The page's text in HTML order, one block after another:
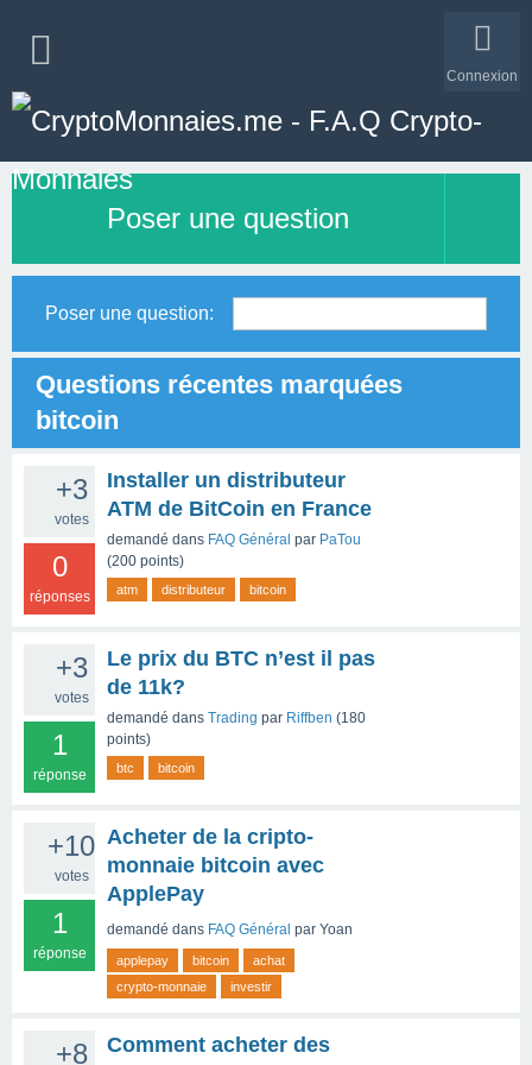
Connexion
Poser une question
Poser une question:
Questions récentes marquées
bitcoin
+3
votes
0
réponses
Installer un distributeur
ATM de BitCoin en France
demandé dans FAQ Général par PaTou
(200 points)
atm distributeur bitcoin
+3
votes
1
réponse
Le prix du BTC n’est il pas
de 11k?
demandé dans Trading par Riffben (180
points)
btc bitcoin
+10
votes
1
réponse
Acheter de la cripto-
monnaie bitcoin avec
ApplePay
demandé dans FAQ Général par Yoan
applepay bitcoin
achat
crypto-monnaie
investir
+8
Comment acheter des